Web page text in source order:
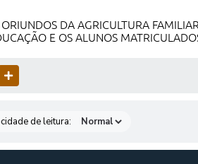
DA AGRICULTURA
E OS ALUNOS
de leitura: